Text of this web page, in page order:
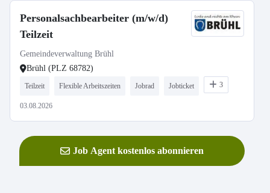
Personalsachbearbeiter (m/w/d)
Teilzeit
Gemeindeverwaltung Brühl
Brühl (PLZ 68782)
Teilzeit Flexible Arbeitszeiten Jobrad Jobticket 3
03.08.2026
Job Agent kostenlos abonnieren